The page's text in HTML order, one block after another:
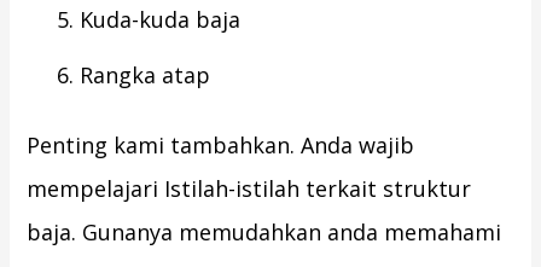
Kuda-kuda baja
Rangka atap
Penting kami tambahkan. Anda wajib
mempelajari Istilah-istilah terkait struktur
baja. Gunanya memudahkan anda memahami